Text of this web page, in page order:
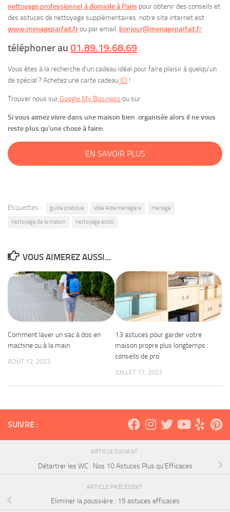
nettoyage professionnel à domicile à Paris pour obtenir des conseils et
des astuces de nettoyage supplémentaires. notre site internet est :
www.menageparfait.frou par email: bonjour@menageparfait.fr
téléphoner au 01.89.19.68.69
Vous êtes à la recherche d’un cadeau idéal pour faire plaisir à quelqu’un
de spécial ? Achetez une carte cadeau ICI !
Trouver nous sur Google My Business ou sur
Si vous aimez vivre dans une maison bien organisée alors il ne vous
reste plus qu’une chose à faire:
EN SAVOIR PLUS
Étiquettes : guide pratique idée Aide ménagère menage
nettoyage de la maison nettoyage ecolo
VOUS AIMEREZ AUSSI...
Comment laver un sac à dos en
machine ou à la main
AOÛT 12, 2023
13 astuces pour garder votre
maison propre plus longtemps :
conseils de pro
JUILLET 17, 2023
SUIVRE :
ARTICLE SUIVANT
Détartrer les WC : Nos 10 Astuces Plus qu’Efficaces
ARTICLE PRÉCÉDENT
Eliminer la poussière : 15 astuces efficaces